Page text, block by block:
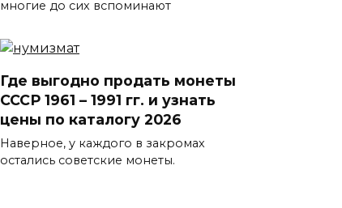
многие до сих вспоминают
Где выгодно продать монеты
СССР 1961 – 1991 гг. и узнать
цены по каталогу 2026
Наверное, у каждого в закромах
остались советские монеты.